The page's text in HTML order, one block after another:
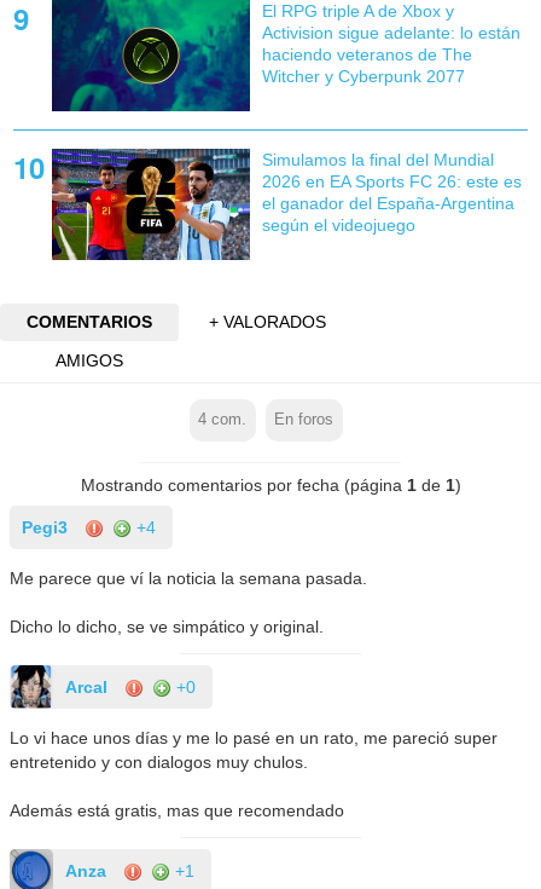
El RPG triple A de Xbox y
Activision sigue adelante: lo están
haciendo veteranos de The
Witcher y Cyberpunk 2077
Simulamos la final del Mundial
2026 en EA Sports FC 26: este es
el ganador del España-Argentina
según el videojuego
COMENTARIOS
+ VALORADOS
AMIGOS
4 com. En foros
Mostrando comentarios por fecha (página 1de 1)
Pegi3 +4
Me parece que ví la noticia la semana pasada.
Dicho lo dicho, se ve simpático y original.
Arcal +0
Lo vi hace unos días y me lo pasé en un rato, me pareció super
entretenido y con dialogos muy chulos.
Además está gratis, mas que recomendado
Anza +1